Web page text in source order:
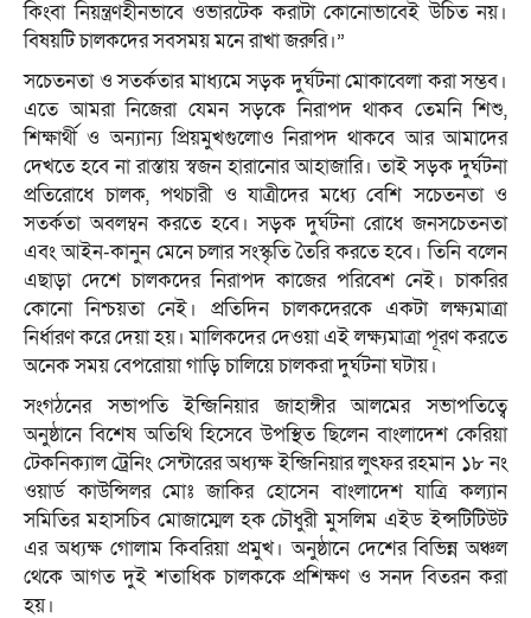
কিংবা নিয়ন্ত্রণহীনভাবে ওভারটেক করাটা কোনোভাবেই উচিত নয়।
বিষয়টি চালকদের সবসময় মনে রাখা জরুরি।”
সচেতনতা ও সতর্কতার মাধ্যমে সড়ক দুর্ঘটনা মোকাবেলা করা সম্ভব।
এতে আমরা নিজেরা যেমন সড়কে নিরাপদ থাকব তেমনি শিশু,
শিক্ষার্থী ও অন্যান্য প্রিয়মুখগুলোও নিরাপদ থাকবে আর আমাদের
দেখতে হবে না রাস্তায় স্বজন হারানোর আহাজারি। তাই সড়ক দুর্ঘটনা
প্রতিরোধে চালক, পথচারী ও যাত্রীদের মধ্যে বেশি সচেতনতা ও
সতর্কতা অবলম্বন করতে হবে। সড়ক দুর্ঘটনা রোধে জনসচেতনতা
এবং আইন-কানুন মেনে চলার সংস্কৃতি তৈরি করতে হবে। তিনি বলেন
এছাড়া দেশে চালকদের নিরাপদ কাজের পরিবেশ নেই। চাকরির
কোনো নিশ্চয়তা নেই। প্রতিদিন চালকদেরকে একটা লক্ষ্যমাত্রা
নির্ধারণ করে দেয়া হয়। মালিকদের দেওয়া এই লক্ষ্যমাত্রা পূরণ করতে
অনেক সময় বেপরোয়া গাড়ি চালিয়ে চালকরা দুর্ঘটনা ঘটায়।
সংগঠনের সভাপতি ইন্জিনিয়ার জাহাঙ্গীর আলমের সভাপতিত্বে
অনুষ্ঠানে বিশেষ অতিথি হিসেবে উপস্থিত ছিলেন বাংলাদেশ কেরিয়া
টেকনিক্যাল ট্রেনিং সেন্টারের অধ্যক্ষ ইন্জিনিয়ার লুৎফর রহমান ১৮ নং
ওয়ার্ড কাউন্সিলর মোঃ জাকির হোসেন বাংলাদেশ যাত্রি কল্যান
সমিতির মহাসচিব মোজাম্মেল হক চৌধুরী মুসলিম এইড ইন্সটিটিউট
এর অধ্যক্ষ গোলাম কিবরিয়া প্রমুখ। অনুষ্ঠানে দেশের বিভিন্ন অঞ্চল
থেকে আগত দুই শতাধিক চালককে প্রশিক্ষণ ও সনদ বিতরন করা
হয়।